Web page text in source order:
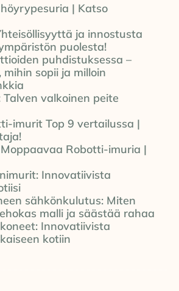
| Katso
ja innostusta
puolesta!
puhdistuksessa –
sopii ja milloin
valkoinen peite
imurit Top 9 vertailussa |
Robotti-imuria |
Innovatiivista
sähkönkulutus: Miten
malli ja säästää rahaa
Innovatiivista
kotiin